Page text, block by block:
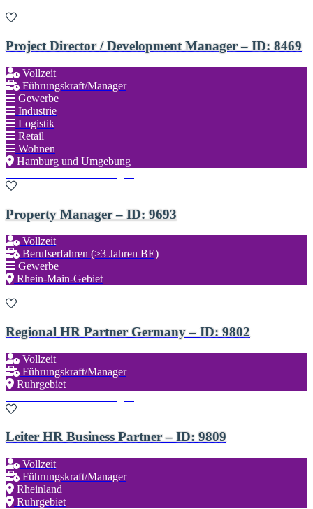
Project Director / Development Manager – ID: 8469
Vollzeit
Führungskraft/Manager
Gewerbe
Industrie
Logistik
Retail
Wohnen
Hamburg und Umgebung
Property Manager – ID: 9693
Vollzeit
Berufserfahren (>3 Jahren BE)
Gewerbe
Rhein-Main-Gebiet
Regional HR Partner Germany – ID: 9802
Vollzeit
Führungskraft/Manager
Ruhrgebiet
Leiter HR Business Partner – ID: 9809
Vollzeit
Führungskraft/Manager
Rheinland
Ruhrgebiet